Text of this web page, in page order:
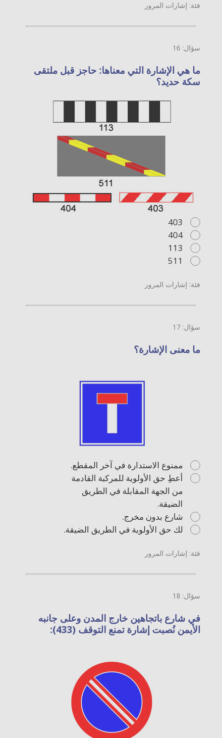
فئة: إشارات المرور
سؤال: 16
ما هي الإشارة التي معناها: حاجز قبل ملتقى
سكة حديد؟
403
404
113
511
فئة: إشارات المرور
سؤال: 17
ما معنى الإشارة؟
ممنوع الاستدارة في آخر المقطع.
أعطِ حق الأولوية للمركبة القادمة
من الجهة المقابلة في الطريق
الضيقة.
شارع بدون مخرج.
لك حق الأولوية في الطريق الضيقة.
فئة: إشارات المرور
سؤال: 18
في شارع باتجاهين خارج المدن وعلى جانبه
الأيمن نُصبت إشارة تمنع التوقف (433):